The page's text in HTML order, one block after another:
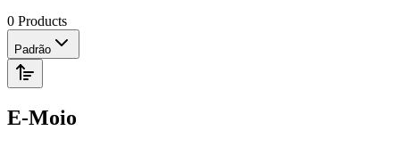
0 Products
Padrão
E-Moio